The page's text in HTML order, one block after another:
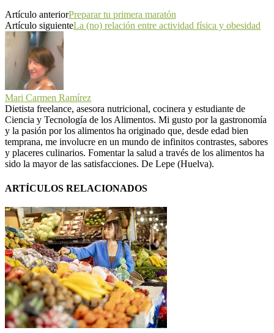
Artículo anteriorPreparar tu primera maratón
Artículo siguienteLa (no) relación entre actividad física y obesidad
Mari Carmen Ramírez
Dietista freelance, asesora nutricional, cocinera y estudiante de
Ciencia y Tecnología de los Alimentos. Mi gusto por la gastronomía
y la pasión por los alimentos ha originado que, desde edad bien
temprana, me involucre en un mundo de infinitos contrastes, sabores
y placeres culinarios. Fomentar la salud a través de los alimentos ha
sido la mayor de las satisfacciones. De Lepe (Huelva).
ARTÍCULOS RELACIONADOS